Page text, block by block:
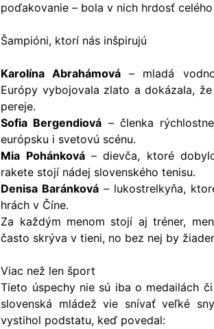
poďakovanie – bola v nich hrdosť
Šampióni, ktorí nás inšpirujú
Karolína Abrahámová – mladá
Európy vybojovala zlato a dokázala,
pereje.
Sofia Bergendiová – členka
európsku i svetovú scénu.
Mia Pohánková– dievča, ktoré
rakete stojí nádej slovenského tenisu.
Denisa Baránková – lukostrelkyňa,
hrách v Číne.
Za každým menom stojí aj tréner,
často skrýva v tieni, no bez nej by
Viac než len šport
Tieto úspechy nie sú iba o medailách
slovenská mládež vie snívať veľké
vystihol podstatu, keď povedal: